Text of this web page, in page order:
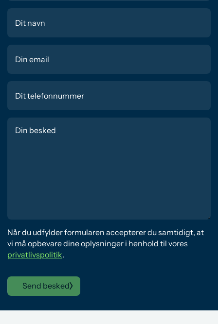
Når du udfylder formularen accepterer du samtidigt, at
vi må opbevare dine oplysninger i henhold til vores
privatlivspolitik.
Send besked